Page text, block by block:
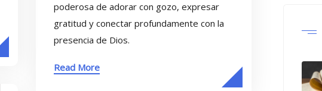
poderosa de adorar con gozo, expresar
gratitud y conectar profundamente con la
presencia de Dios.
Read More